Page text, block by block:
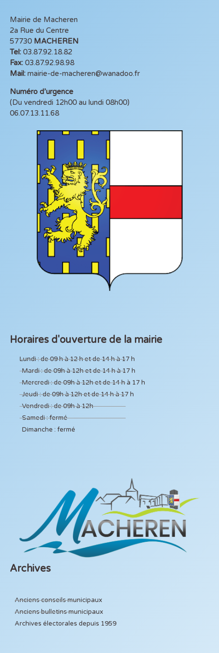
Mairie de Macheren
2a Rue du Centre
57730 MACHEREN
Tel: 03.87.92.18.82
Fax: 03.87.92.98.98
Mail: mairie-de-macheren@wanadoo.fr
Numéro d’urgence
(Du vendredi 12h00 au lundi 08h00)
06.07.13.11.68
Horaires d'ouverture de la mairie
Lundi : de 09 h à 12 h et de 14 h à 17 h
Mardi : de 09h à 12h et de 14 h à 17 h
Mercredi : de 09h à 12h et de 14 h à 17 h
Jeudi : de 09h à 12h et de 14 h à 17 h
Vendredi : de 09h à 12h
Samedi : fermé
Dimanche : fermé
Archives
Anciens conseils municipaux
Anciens bulletins municipaux
Archives électorales depuis 1959